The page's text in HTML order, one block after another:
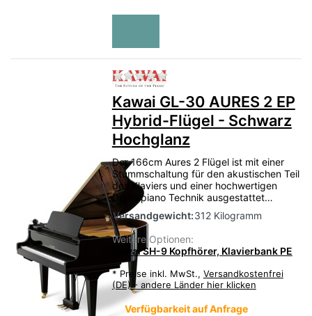
Zu diesem Produkt liegen
Kawai GL-30 AURES 2 EP
Hybrid-Flügel - Schwarz
Hochglanz
Der 166cm Aures 2 Flügel ist mit einer
Stummschaltung für den akustischen Teil
des Klaviers und einer hochwertigen
Digitalpiano Technik ausgestattet…
Versandgewicht:312 Kilogramm
Weitere Optionen:
Kawai SH-9 Kopfhörer, Klavierbank PE
* Preise inkl. MwSt., Versandkostenfrei
(DE) - andere Länder hier klicken
Verfügbarkeit auf Anfrage